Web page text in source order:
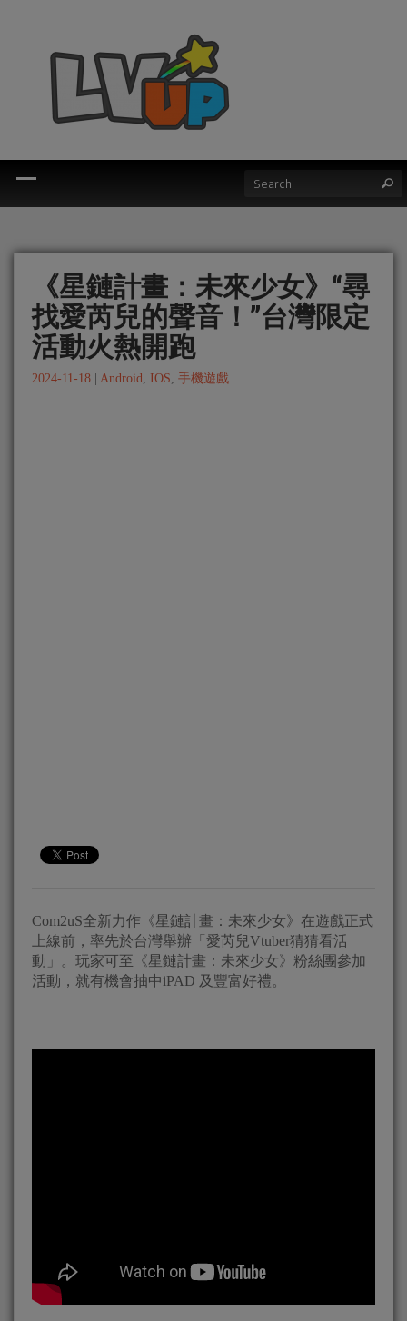
《星鏈計畫：未來少女》“尋
找愛芮兒的聲音！”台灣限定
活動火熱開跑
2024-11-18 Android, IOS, 手機遊戲
Com2uS全新力作《星鏈計畫：未來少女》在遊戲正式
上線前，率先於台灣舉辦「愛芮兒Vtuber猜猜看活
動」。玩家可至《星鏈計畫：未來少女》粉絲團參加
活動，就有機會抽中iPAD 及豐富好禮。